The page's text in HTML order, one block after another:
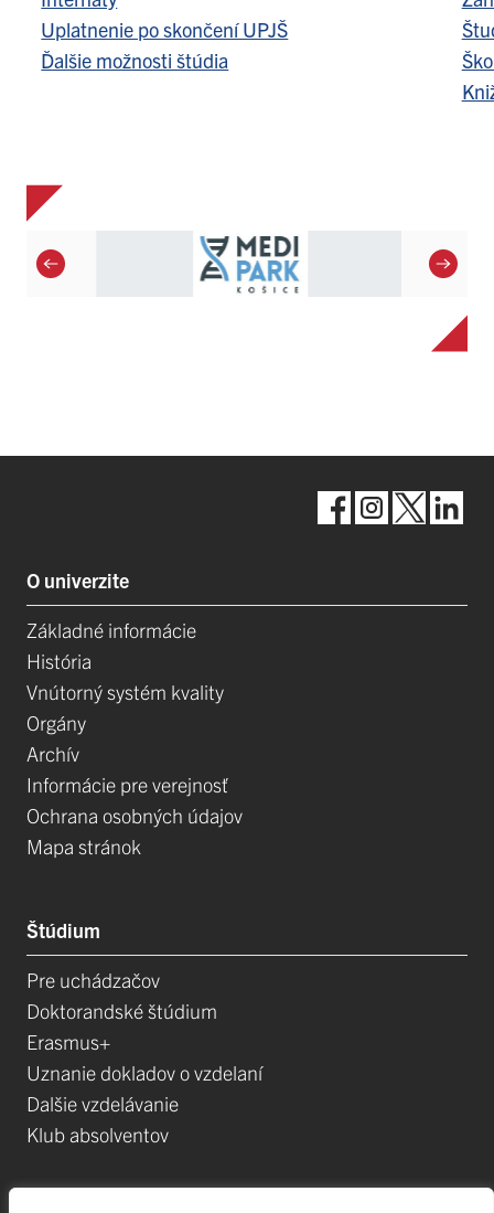
Uplatnenie po skončení UPJŠ
Ďalšie možnosti štúdia
O univerzite
Základné informácie
História
Vnútorný systém kvality
Orgány
Archív
Informácie pre verejnosť
Ochrana osobných údajov
Mapa stránok
Štúdium
Pre uchádzačov
Doktorandské štúdium
Erasmus+
Uznanie dokladov o vzdelaní
Dalšie vzdelávanie
Klub absolventov